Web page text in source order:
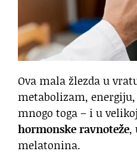
Ova mala žlezda u
metabolizam,
mnogo toga – i u
hormonske ravnoteže,
melatonina.